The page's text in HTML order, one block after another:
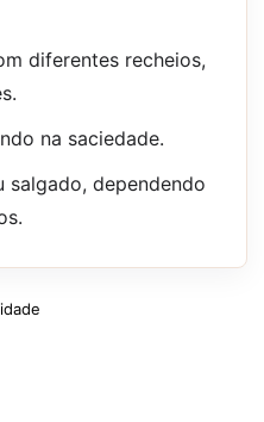
diferentes recheios,
na saciedade.
salgado, dependendo